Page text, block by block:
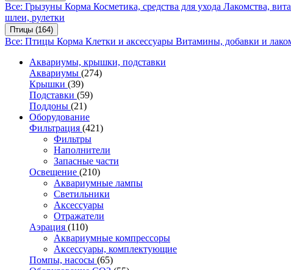
Все: Грызуны Корма Косметика, средства для ухода Лакомства,
шлеи, рулетки
Птицы (164)
Все: Птицы Корма Клетки и аксессуары Витамины, добавки и
Аквариумы, крышки, подставки
Аквариумы (274)
Крышки (39)
Подставки (59)
Поддоны (21)
Оборудование
Фильтрация (421)
Фильтры
Наполнители
Запасные части
Освещение (210)
Аквариумные лампы
Светильники
Аксессуары
Отражатели
Аэрация (110)
Аквариумные компрессоры
Аксессуары, комплектующие
Помпы, насосы (65)